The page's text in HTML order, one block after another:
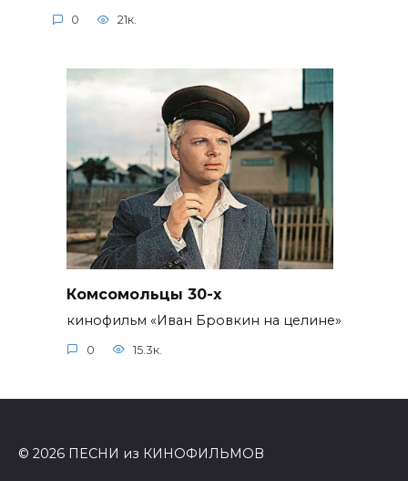
0 21к.
Комсомольцы 30-x
кинофильм «Иван Бровкин на целине»
0 15.3к.
© 2026 ПЕСНИ из КИНОФИЛЬМОВ